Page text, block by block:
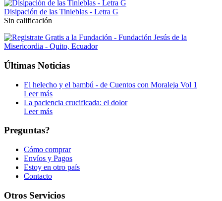
Disipación de las Tinieblas - Letra G
Sin calificación
Últimas Noticias
El helecho y el bambú - de Cuentos con Moraleja Vol 1
Leer más
La paciencia crucificada: el dolor
Leer más
Preguntas?
Cómo comprar
Envíos y Pagos
Estoy en otro país
Contacto
Otros Servicios